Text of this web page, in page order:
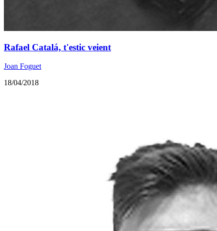
Rafael Catalá, t'estic veient
Joan Foguet
18/04/2018